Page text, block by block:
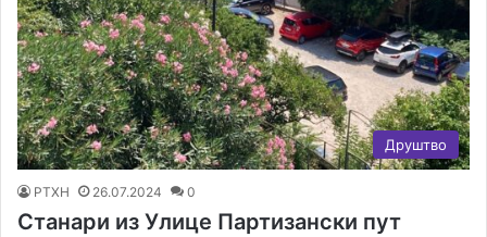
Друштво
РТХН 26.07.2024 0
Станари из Улице Партизански пут